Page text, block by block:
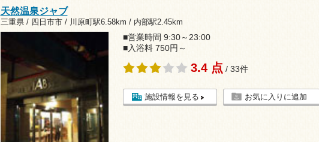
天然温泉ジャブ
三重県 / 四日市市 / 川原町駅6.58km / 内部駅2.45km
■営業時間 9:30～23:00
■入浴料 750円～
3.4 点 / 33件
施設情報を見る お気に入りに追加